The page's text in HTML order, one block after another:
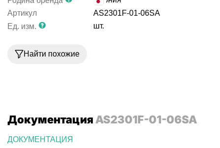
Артикул
AS2301F-01-06SA
Ед. изм.
шт.
Найти похожие
ДокументацияAS2301F-01-06SA
ДОКУМЕНТАЦИЯ